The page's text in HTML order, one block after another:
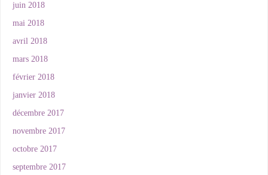
juin 2018
mai 2018
avril 2018
mars 2018
février 2018
janvier 2018
décembre 2017
novembre 2017
octobre 2017
septembre 2017